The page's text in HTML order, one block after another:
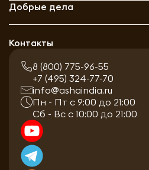
Добрые дела
Контакты
8 (800) 775-96-55
+7 (495) 324-77-70
info@ashaindia.ru
Пн - Пт с 9:00 до 21:00
Сб - Вс с 10:00 до 21:00